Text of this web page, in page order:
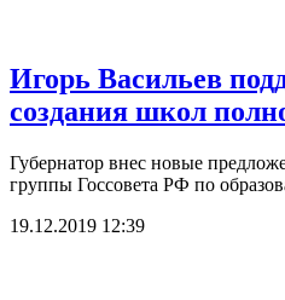
Игорь Васильев
создания школ
Губернатор внес новые
группы Госсовета РФ по
19.12.2019 12:39